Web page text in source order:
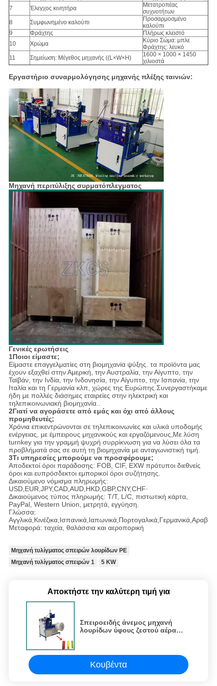
7
Έλεγχος κινητήρα
Μετατροπέας
συχνοτήτων
8
Συμφωνημένο καλούπι
Προσαρμοσμένο
καλούπι
9
Φράχτης
Πλήρως κλειστό
10
Χρώμα
Κύριο Σώμα: μπλε
Φράχτης: λευκό
11
Σημείωση: Μέγεθος μηχανής ((L×W×H)
1600 × 1000 × 1450
χιλιοστά
Εργαστήριο συναρμολόγησης μηχανής πλέξης ταινιών:
Μηχανή περιτύλιξης συρματόπλεγματος
Γενικές ερωτήσεις
1Ποιοι είμαστε;
Είμαστε επαγγελματίες στη βιομηχανία ψύξης. τα προϊόντα μας
έχουν εξαχθεί στην Αμερική, την Αυστραλία, την Αίγυπτο, την
Ταϊβάν, την Ινδία, την Ινδονησία, την Αίγυπτο, την Ισπανία, την
Ιταλία και τη Γερμανία κλπ, χώρες της Ευρώπης.Συνεργαστήκαμε
ήδη με πολλές διάσημες εταιρείες στην ηλεκτρική και
τηλεπικοινωνιακή βιομηχανία..
2Γιατί να αγοράσετε από εμάς και όχι από άλλους
προμηθευτές;
Χρόνια επικεντρώνονται σε τηλεπικοινωνίες και υλικά υποδομής
ενέργειας, με έμπειρους μηχανικούς και εργαζόμενους,Με λύση
turnkey για την γραμμή ψυχρή συρρίκνωση για να λύσει όλα τα
προβλήματά σας σε αυτή τη βιομηχανία με ανταγωνιστική τιμή.
3Τι υπηρεσίες μπορούμε να προσφέρουμε;
Αποδεκτοί όροι παράδοσης: FOB, CIF, EXW πρότυποι διεθνείς
όροι και ευπρόσδεκτοι εμπορικοί όροι συζήτησης.
Δικαιούμενο νόμισμα πληρωμής:
USD,EUR,JPY,CAD,AUD,HKD,GBP,CNY,CHF·
Δικαιούμενος τύπος πληρωμής: T/T, L/C, πιστωτική κάρτα,
PayPal, Western Union, μετρητά, εγγύηση.
Γλώσσα:
Μεταφορά: ταχεία, θαλάσσια και αεροπορική
Μηχανή τυλίγματος σπειρών λουρίδων PE
Μηχανή τυλίγματος σπειρών 1
5 KW
Αποκτήστε την καλύτερη τιμή για
Σπειροειδής άνεμος μηχανή
λουρίδων ύφους ζεστού αέρα
Κουβέντα